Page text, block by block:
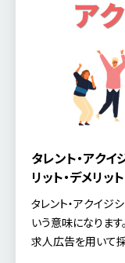
タレント・アク
リット・デメリッ
タレント・アクイジ
いう意味になりま
求人広告を用いて